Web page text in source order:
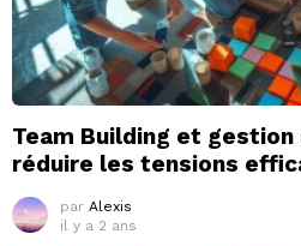
Team Building et
réduire les tensions
par Alexis
il y a 2 ans